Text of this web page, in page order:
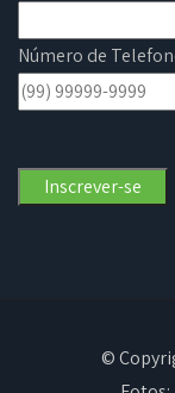
Número de
©